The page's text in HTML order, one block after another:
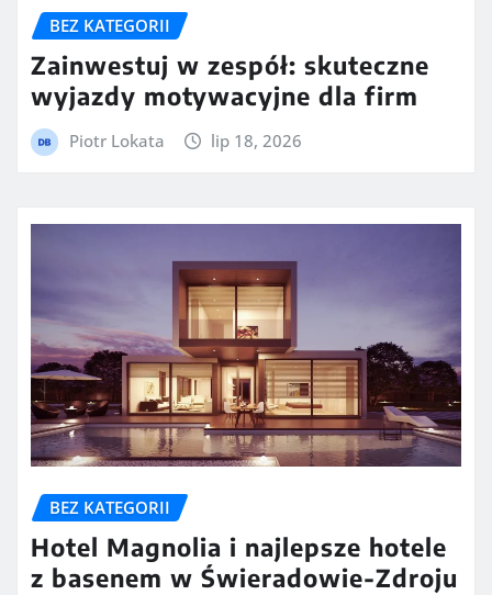
BEZ KATEGORII
Zainwestuj w zespół: skuteczne
wyjazdy motywacyjne dla firm
Piotr Lokata lip 18, 2026
BEZ KATEGORII
Hotel Magnolia i najlepsze hotele
z basenem w Świeradowie-Zdroju